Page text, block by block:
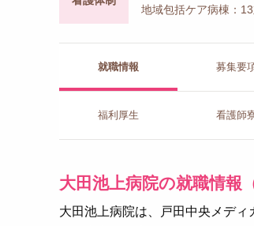
地域包括ケア病棟：13
就職情報 募集要
福利厚生 看護師
大田池上病院の就職情報
大田池上病院は、戸田中央メデ